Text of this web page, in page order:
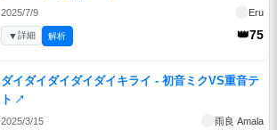
2025/7/9 Eru
👑75
▼詳細 解析
ダイダイダイダイダイキライ - 初音ミクVS重音テ
ト ↗
2025/3/15 雨良 Amala